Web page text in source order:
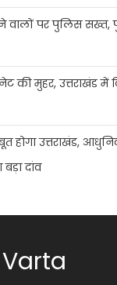
वालों पर पुलिस
की मुहर, उत्तराखंड में
होगा उत्तराखंड,
दांव